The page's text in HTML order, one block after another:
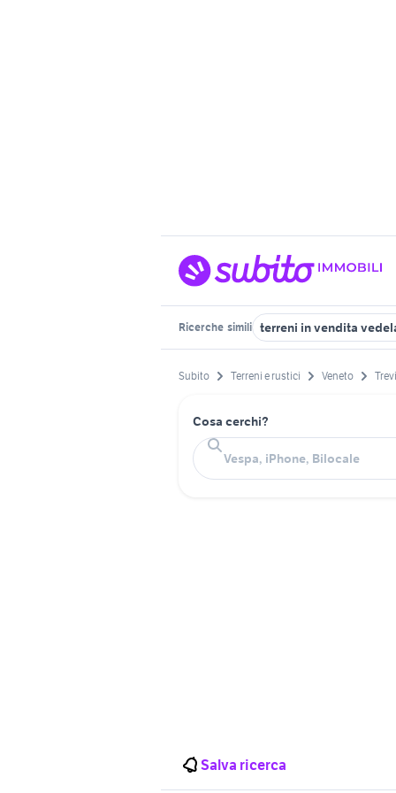
Ricerche simili terreni in vendita
Subito Terreni e rustici Veneto
Cosa cerchi?
Salva ricerca